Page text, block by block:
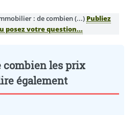
: de combien (...) Publiez
posez votre question...
combien les prix
également